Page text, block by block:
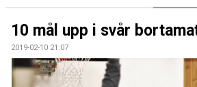
MATCHER
KALENDER
TRUPPEN
10 mål upp i svår
2019-02-10 21:07